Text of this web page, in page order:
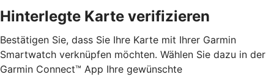
Hinterlegte Karte verifizieren
Bestätigen Sie, dass Sie Ihre Karte mit Ihrer Garmin
Smartwatch verknüpfen möchten. Wählen Sie dazu in der
Garmin Connect™ App Ihre gewünschte